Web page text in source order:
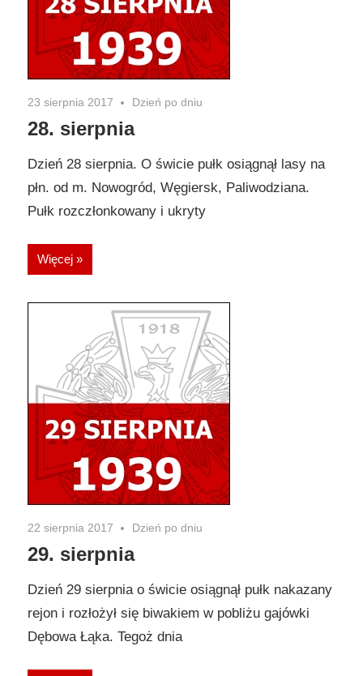
23 sierpnia 2017 Dzień po dniu
28. sierpnia
Dzień 28 sierpnia. O świcie pułk osiągnął lasy na
płn. od m. Nowogród, Węgiersk, Paliwodziana.
Pułk rozczłonkowany i ukryty
Więcej »
22 sierpnia 2017 Dzień po dniu
29. sierpnia
Dzień 29 sierpnia o świcie osiągnął pułk nakazany
rejon i rozłożył się biwakiem w pobliżu gajówki
Dębowa Łąka. Tegoż dnia